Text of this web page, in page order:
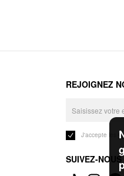
REJOIGNEZ
J'accepte les
SUIVEZ-NOUS